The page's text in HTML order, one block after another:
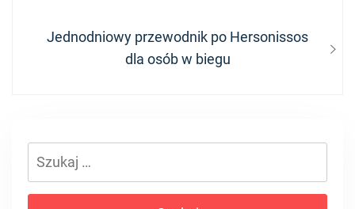
Next
Jednodniowy przewodnik po Hersonissos
dla osób w biegu
Szukaj: